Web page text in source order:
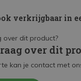
verkrijgbaar in
over dit
kan je contact met